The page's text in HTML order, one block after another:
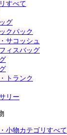
すべて
グ
クパック
サコッシュ
ィスバッグ
トランク
リー
小物カテゴリすべて